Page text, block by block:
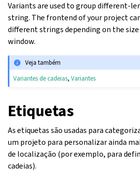
Variants are used to group different-
string. The frontend of your project
different strings depending on the size
window.
Veja também
Variantes de cadeias,Variantes
Etiquetas
As etiquetas são usadas para
um projeto para personalizar ainda
de localização (por exemplo, para
cadeias).